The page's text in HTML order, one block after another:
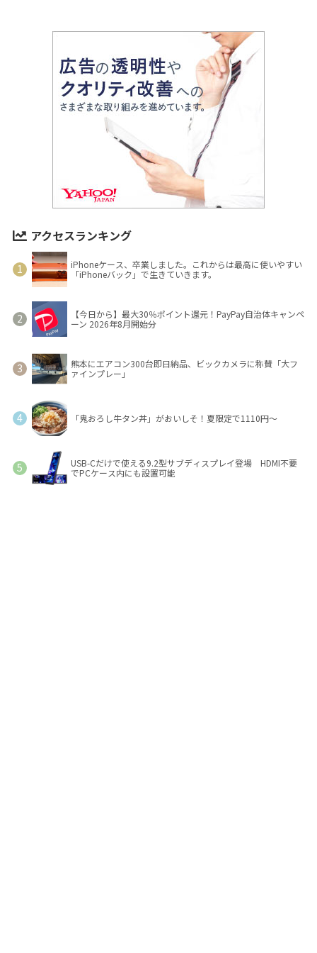
アクセスランキング
iPhoneケース、卒業しました。これからは最高に使いやすい
「iPhoneバック」で生きていきます。
【今日から】最大30％ポイント還元！PayPay自治体キャンペ
ーン 2026年8月開始分
熊本にエアコン300台即日納品、ビックカメラに称賛「大フ
ァインプレー」
「鬼おろし牛タン丼」がおいしそ！夏限定で1110円～
USB-Cだけで使える9.2型サブディスプレイ登場 HDMI不要
でPCケース内にも設置可能